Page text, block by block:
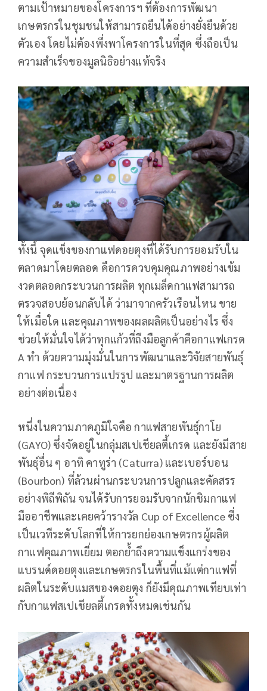
ตามเป้าหมายของโครงการฯ ที่ต้องการพัฒนา
เกษตรกรในชุมชนให้สามารถยืนได้อย่างยั่งยืนด้วย
ตัวเอง โดยไม่ต้องพึ่งพาโครงการในที่สุด ซึ่งถือเป็น
ความสำเร็จของมูลนิธิอย่างแท้จริง
ทั้งนี้ จุดแข็งของกาแฟดอยตุงที่ได้รับการยอมรับใน
ตลาดมาโดยตลอด คือการควบคุมคุณภาพอย่างเข้ม
งวดตลอดกระบวนการผลิต ทุกเมล็ดกาแฟสามารถ
ตรวจสอบย้อนกลับได้ ว่ามาจากครัวเรือนไหน ขาย
ให้เมื่อใด และคุณภาพของผลผลิตเป็นอย่างไร ซึ่ง
ช่วยให้มั่นใจได้ว่าทุกแก้วที่ถึงมือลูกค้าคือกาแฟเกรด
A ทำ ด้วยความมุ่งมั่นในการพัฒนาและวิจัยสายพันธุ์
กาแฟ กระบวนการแปรรูป และมาตรฐานการผลิต
อย่างต่อเนื่อง
หนึ่งในความภาคภูมิใจคือ กาแฟสายพันธุ์กาโย
(GAYO) ซึ่งจัดอยู่ในกลุ่มสเปเชียลตี้เกรด และยังมีสาย
พันธุ์อื่น ๆ อาทิ คาทูร่า (Caturra) และเบอร์บอน
(Bourbon) ที่ล้วนผ่านกระบวนการปลูกและคัดสรร
อย่างพิถีพิถัน จนได้รับการยอมรับจากนักชิมกาแฟ
มืออาชีพและเคยคว้ารางวัล Cup of Excellence ซึ่ง
เป็นเวทีระดับโลกที่ให้การยกย่องเกษตรกรผู้ผลิต
กาแฟคุณภาพเยี่ยม ตอกย้ำถึงความแข็งแกร่งของ
แบรนด์ดอยตุงและเกษตรกรในพื้นที่แม้แต่กาแฟที่
ผลิตในระดับแมสของดอยตุง ก็ยังมีคุณภาพเทียบเท่า
กับกาแฟสเปเชียลตี้เกรดทั้งหมดเช่นกัน